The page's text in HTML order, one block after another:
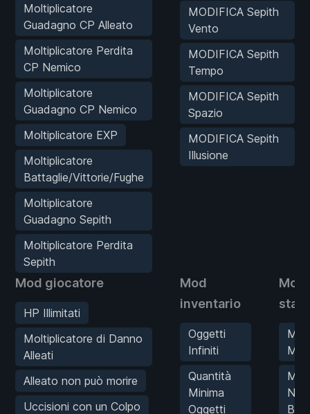
Moltiplicatore
Guadagno CP Alleato
Moltiplicatore Perdita
CP Nemico
Moltiplicatore
Guadagno CP Nemico
Moltiplicatore EXP
Moltiplicatore
Battaglie/Vittorie/Fughe
Moltiplicatore
Guadagno Sepith
Moltiplicatore Perdita
Sepith
MODIFICA Sepith
Vento
MODIFICA Sepith
Tempo
MODIFICA Sepith
Spazio
MODIFICA Sepith
Illusione
Mod giocatore
HP Illimitati
Moltiplicatore di Danno
Alleati
Alleato non può morire
Uccisioni con un Colpo
Mod
inventario
Oggetti
Infiniti
Quantità
Minima
Oggetti
Mod
Mira
Num